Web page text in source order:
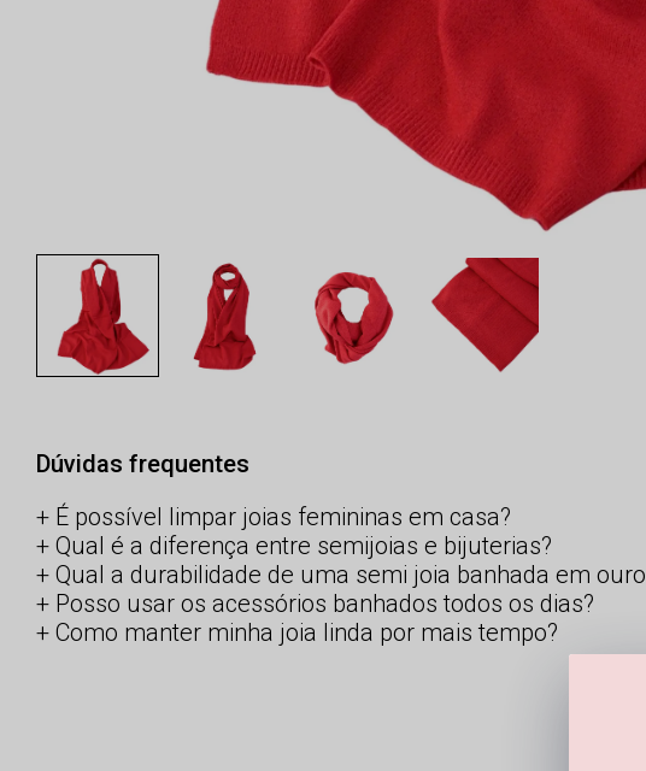
Dúvidas frequentes
É possível limpar joias femininas em casa?
Qual é a diferença entre semijoias e bijuterias?
Qual a durabilidade de uma semi joia banhada em
Posso usar os acessórios banhados todos os dias?
Como manter minha joia linda por mais tempo?